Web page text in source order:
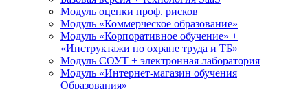
Модуль оценки проф. рисков
Модуль «Коммерческое образование»
Модуль «Корпоративное обучение» +
«Инструктажи по охране труда и ТБ»
Модуль СОУТ + электронная лаборатория
Модуль «Интернет-магазин обучения
Образования»